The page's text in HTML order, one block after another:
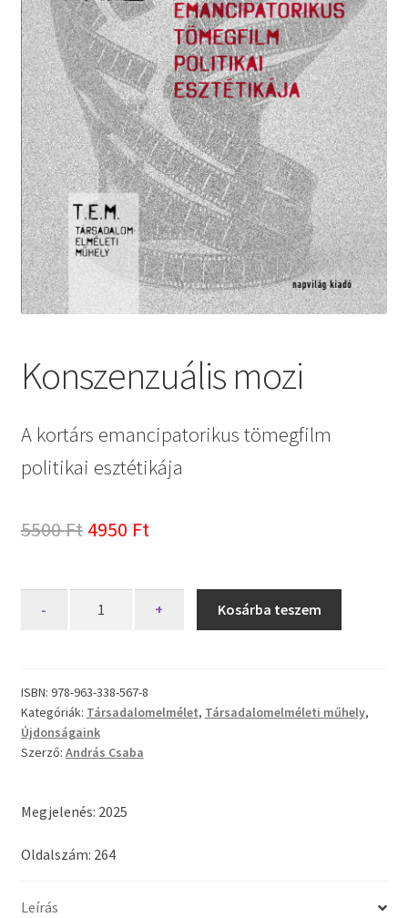
Konszenzuális mozi
A kortárs emancipatorikus tömegfilm
politikai esztétikája
5500Ft Original
was:
4950 FtCurrent
is:
4950 Ft.
- + Kosárba teszem
ISBN: 978-963-338-567-8
Kategóriák: Társadalomelmélet, Társadalomelméleti műhely,
Újdonságaink
Szerző: András Csaba
Megjelenés: 2025
Oldalszám: 264
Leírás